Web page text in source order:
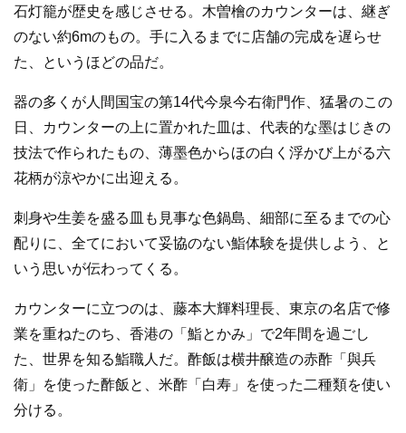
石灯籠が歴史を感じさせる。木曽檜のカウンターは、継ぎ
のない約6mのもの。手に入るまでに店舗の完成を遅らせ
た、というほどの品だ。
器の多くが人間国宝の第14代今泉今右衛門作、猛暑のこの
日、カウンターの上に置かれた皿は、代表的な墨はじきの
技法で作られたもの、薄墨色からほの白く浮かび上がる六
花柄が涼やかに出迎える。
刺身や生姜を盛る皿も見事な色鍋島、細部に至るまでの心
配りに、全てにおいて妥協のない鮨体験を提供しよう、と
いう思いが伝わってくる。
カウンターに立つのは、藤本大輝料理長、東京の名店で修
業を重ねたのち、香港の「鮨とかみ」で2年間を過ごし
た、世界を知る鮨職人だ。酢飯は横井醸造の赤酢「與兵
衛」を使った酢飯と、米酢「白寿」を使った二種類を使い
分ける。